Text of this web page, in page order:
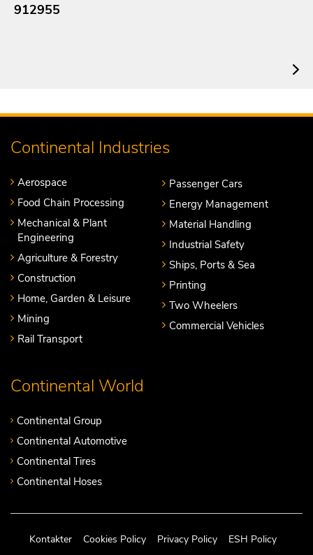
912955
Continental Industries
Aerospace
Food Chain Processing
Mechanical & Plant
Engineering
Agriculture & Forestry
Construction
Home, Garden & Leisure
Mining
Rail Transport
Passenger Cars
Energy Management
Material Handling
Industrial Safety
Ships, Ports & Sea
Printing
Two Wheelers
Commercial Vehicles
Continental World
Continental Group
Continental Automotive
Continental Tires
Continental Hoses
Kontakter Cookies Policy Privacy Policy ESH Policy